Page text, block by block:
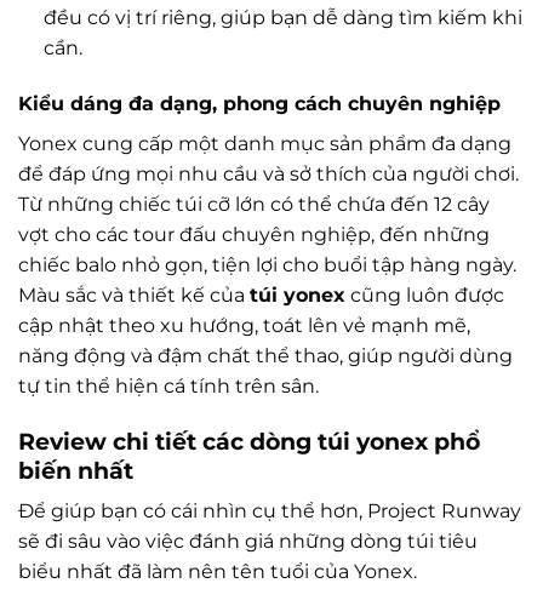
đều có vị trí riêng, giúp bạn dễ dàng tìm kiếm khi
cần.
Kiểu dáng đa dạng, phong cách chuyên nghiệp
Yonex cung cấp một danh mục sản phẩm đa dạng
để đáp ứng mọi nhu cầu và sở thích của người chơi.
Từ những chiếc túi cỡ lớn có thể chứa đến 12 cây
vợt cho các tour đấu chuyên nghiệp, đến những
chiếc balo nhỏ gọn, tiện lợi cho buổi tập hàng ngày.
Màu sắc và thiết kế của túi yonex cũng luôn được
cập nhật theo xu hướng, toát lên vẻ mạnh mẽ,
năng động và đậm chất thể thao, giúp người dùng
tự tin thể hiện cá tính trên sân.
Review chi tiết các dòng túi yonex phổ
biến nhất
Để giúp bạn có cái nhìn cụ thể hơn, Project Runway
sẽ đi sâu vào việc đánh giá những dòng túi tiêu
biểu nhất đã làm nên tên tuổi của Yonex.